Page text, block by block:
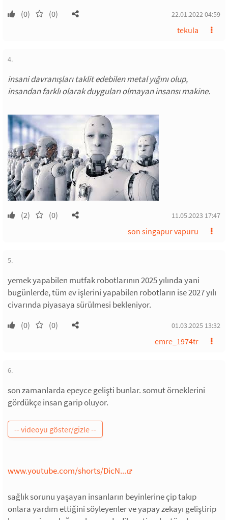
(0) (0) 22.01.2022 04:59
tekula
4.
insani davranışları taklit edebilen metal yığını olup,
insandan farklı olarak duyguları olmayan insansı makine.
(2) (0) 11.05.2023 17:47
son singapur vapuru
5.
yemek yapabilen mutfak robotlarının 2025 yılında yani
bugünlerde, tüm ev işlerini yapabilen robotların ise 2027 yılı
civarında piyasaya sürülmesi bekleniyor.
(0) (0) 01.03.2025 13:32
emre_1974tr
6.
son zamanlarda epeyce gelişti bunlar. somut örneklerini
gördükçe insan garip oluyor.
www.youtube.com/shorts/DicN...
sağlık sorunu yaşayan insanların beyinlerine çip takıp
onlara yardım ettiğini söyleyenler ve yapay zekayı geliştirip